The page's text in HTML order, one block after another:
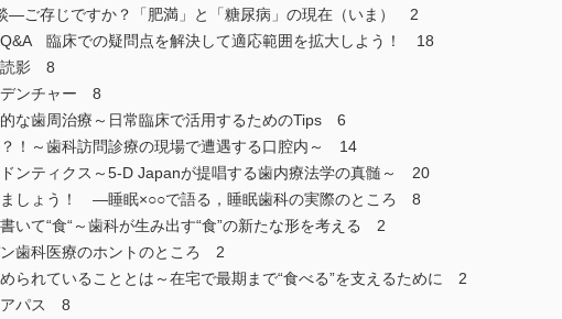
―ご存じですか？「肥満」と「糖尿病」の現在（いま） 2
Q&A 臨床での疑問点を解決して適応範囲を拡大しよう！ 18
読影 8
デンチャー 8
な歯周治療～日常臨床で活用するためのTips 6
！～歯科訪問診療の現場で遭遇する口腔内～ 14
ンティクス～5-D Japanが提唱する歯内療法学の真髄～ 20
ましょう！ ―睡眠×○○で語る，睡眠歯科の実際のところ 8
いて“食“～歯科が生み出す“食”の新たな形を考える 2
歯科医療のホントのところ 2
られていることとは～在宅で最期まで“食べる”を支えるために 2
アパス 8